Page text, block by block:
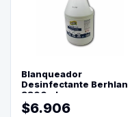
Blanqueador
Desinfectante Berhlan
3800ml
$6.906